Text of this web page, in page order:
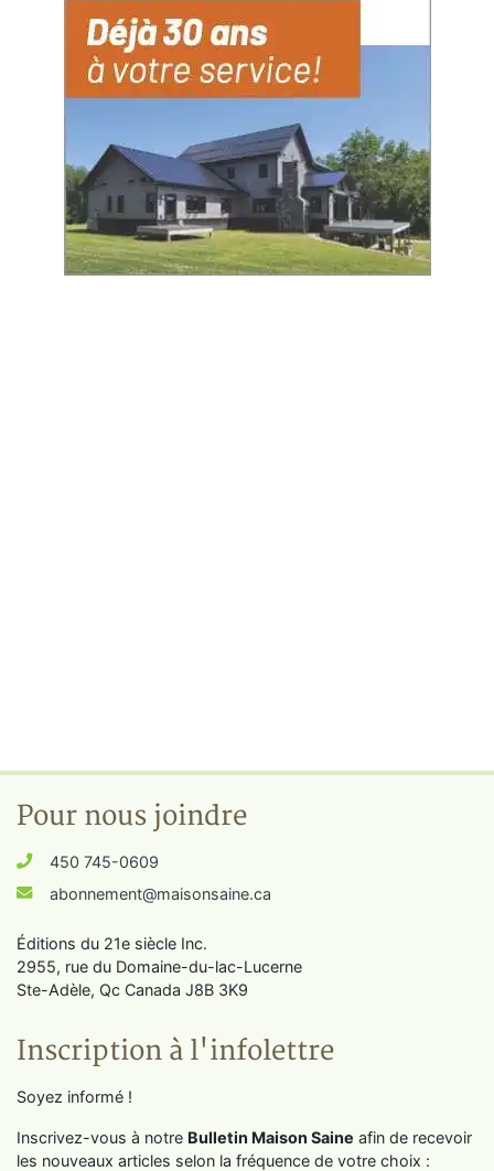
Pour nous joindre
450 745-0609
abonnement@maisonsaine.ca
Éditions du 21e siècle Inc.
2955, rue du Domaine-du-lac-Lucerne
Ste-Adèle, Qc Canada J8B 3K9
Inscription à l'infolettre
Soyez informé !
Inscrivez-vous à notre Bulletin Maison Saine afin de recevoir
les nouveaux articles selon la fréquence de votre choix :